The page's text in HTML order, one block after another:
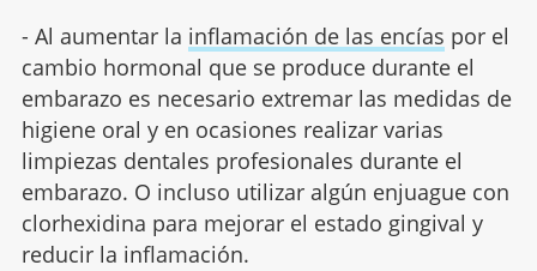
- Al aumentar la inflamación de las encías por el
cambio hormonal que se produce durante el
embarazo es necesario extremar las medidas de
higiene oral y en ocasiones realizar varias
limpiezas dentales profesionales durante el
embarazo. O incluso utilizar algún enjuague con
clorhexidina para mejorar el estado gingival y
reducir la inflamación.